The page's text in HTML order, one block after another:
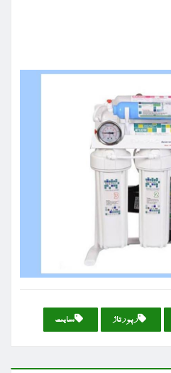
رپورتاژ سایت